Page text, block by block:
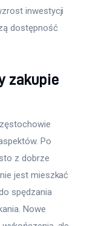
inwestycji
dostępność
zakupie
Po
z dobrze
jest mieszkać
spędzania
Nowe